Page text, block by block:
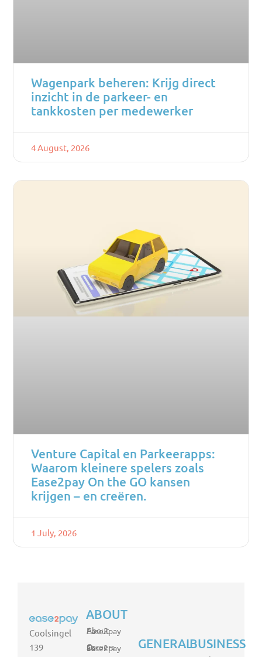
Wagenpark beheren: Krijg direct
inzicht in de parkeer- en
tankkosten per medewerker
4 August, 2026
Venture Capital en Parkeerapps:
Waarom kleinere spelers zoals
Ease2pay On the GO kansen
krijgen – en creëren.
1 July, 2026
Coolsingel
139
ABOUT
About Ease2pay
Careers at Ease2pay
GENERALBUSINESS